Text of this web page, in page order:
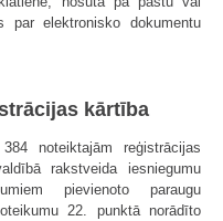
par elektronisko dokumentu
kārtība
noteiktajām reģistrācijas
rakstveida iesniegumu
pievienoto paraugu
22. punktā norādīto